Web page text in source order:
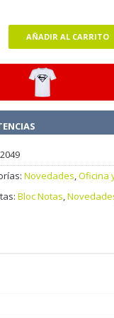
AÑADIR AL CARRITO
Novedades,Oficina
Bloc Notas,